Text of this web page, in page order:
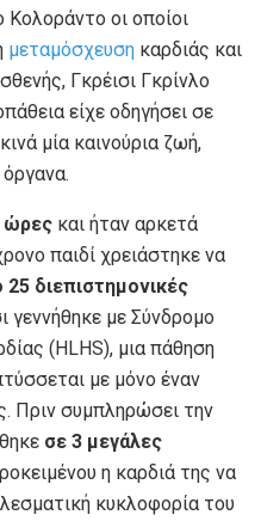
οι οποίοι
μεταμόσχευση καρδιάς και
Γκρέισι Γκρίνλο
είχε οδηγήσει σε
μία καινούρια ζωή,
ώρες και ήταν αρκετά
παιδί χρειάστηκε να
25 διεπιστημονικές
γεννήθηκε με Σύνδρομο
(HLHS), μια πάθηση
με μόνο έναν
Πριν συμπληρώσει την
σε 3 μεγάλες
η καρδιά της να
κυκλοφορία του